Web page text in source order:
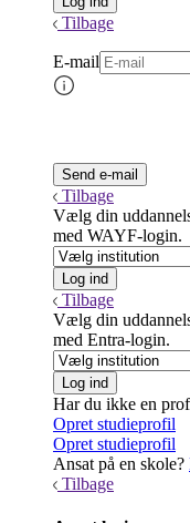
Tilbage
E-mail
Tilbage
Vælg din
med WAYF-login.
Tilbage
Vælg din
med Entra-login.
Har du ikke en
Opret studieprofil
Opret studieprofil
Ansat på en skole?
Tilbage